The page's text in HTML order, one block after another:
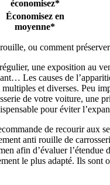
économisez*
Économisez en
moyenne*
ou comment
une exposition au
Les causes de
et diverses. Peu
de votre voiture, une
pour éviter
de recourir aux
anti rouille de
afin d’évaluer l’étendue
le plus adapté. Ils sont